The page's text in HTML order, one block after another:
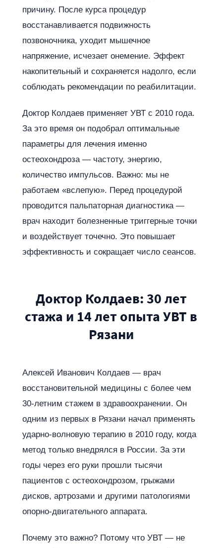
причину. После курса процедур
восстанавливается подвижность
позвоночника, уходит мышечное
напряжение, исчезает онемение. Эффект
накопительный и сохраняется надолго, если
соблюдать рекомендации по реабилитации.
Доктор Колдаев применяет УВТ с 2010 года.
За это время он подобрал оптимальные
параметры для лечения именно
остеохондроза — частоту, энергию,
количество импульсов. Важно: мы не
работаем «вслепую». Перед процедурой
проводится пальпаторная диагностика —
врач находит болезненные триггерные точки
и воздействует точечно. Это повышает
эффективность и сокращает число сеансов.
Доктор Колдаев: 30 лет
стажа и 14 лет опыта УВТ в
Рязани
Алексей Иванович Колдаев — врач
восстановительной медицины с более чем
30-летним стажем в здравоохранении. Он
одним из первых в Рязани начал применять
ударно-волновую терапию в 2010 году, когда
метод только внедрялся в России. За эти
годы через его руки прошли тысячи
пациентов с остеохондрозом, грыжами
дисков, артрозами и другими патологиями
опорно-двигательного аппарата.
Почему это важно? Потому что УВТ — не